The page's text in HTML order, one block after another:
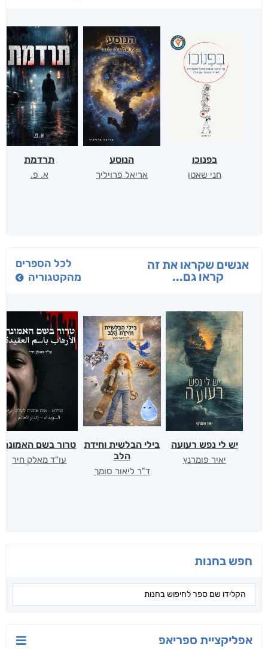
חפש בחנות
אפליקציית ספריאפ
בפנוכו
חני שאטן
הנוסע
אריאל פרויליך
תרדמת
א. פ.
אנשים שקראו את זה
קראו גם...
לכל הספרים
מהקטגוריה
יש לי נפש רעועה
יאיר פומרנץ
בילי הבלשית וחידת
הלב
ד"ר ליאור סומך
טרור בשם האמונה
עו"ד מאלק חיר